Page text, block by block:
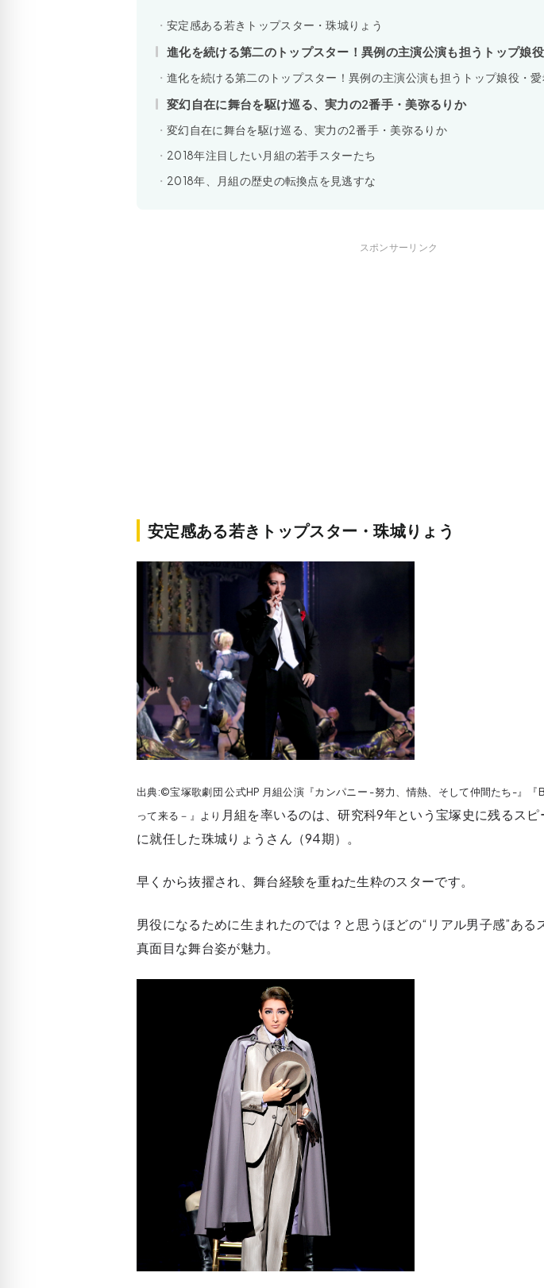
安定感ある若きトップスター・珠城りょう
進化を続ける第二のトップスター！異例の主演公演も担うトップ娘
進化を続ける第二のトップスター！異例の主演公演も担うトップ娘役・
変幻自在に舞台を駆け巡る、実力の2番手・美弥るりか
変幻自在に舞台を駆け巡る、実力の2番手・美弥るりか
2018年注目したい月組の若手スターたち
2018年、月組の歴史の転換点を見逃すな
スポンサーリンク
安定感ある若きトップスター・珠城りょう
出典:©宝塚歌劇団 公式HP 月組公演『カンパニー -努力、情熱、そして仲間たち-』『
って来る－』より 月組を率いるのは、研究科9年という宝塚史に残るス
に就任した珠城りょうさん（94期）。
早くから抜擢され、舞台経験を重ねた生粋のスターです。
男役になるために生まれたのでは？と思うほどの“リアル男子感”ある
真面目な舞台姿が魅力。